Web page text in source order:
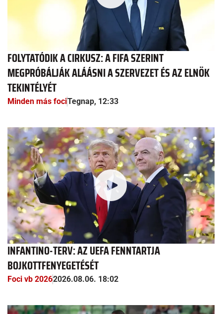
FOLYTATÓDIK A CIRKUSZ: A FIFA SZERINT
MEGPRÓBÁLJÁK ALÁÁSNI A SZERVEZET ÉS AZ ELNÖK
TEKINTÉLYÉT
Minden más fociTegnap, 12:33
INFANTINO-TERV: AZ UEFA FENNTARTJA
BOJKOTTFENYEGETÉSÉT
Foci vb 20262026.08.06. 18:02